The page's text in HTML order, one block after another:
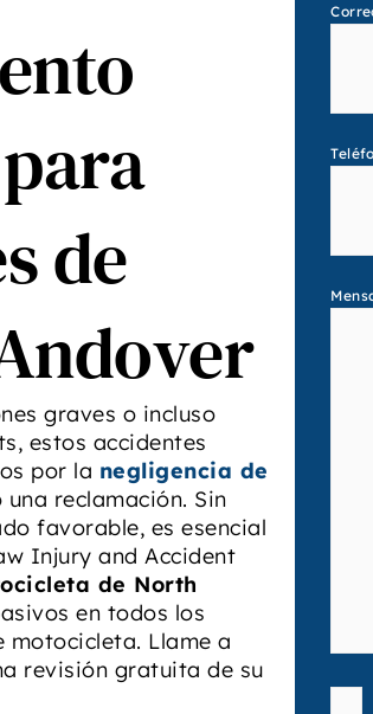
de
graves o incluso
estos accidentes
por la negligencia de
reclamación. Sin
favorable, es esencial
Injury and Accident
de North
en todos los
motocicleta. Llame a
revisión gratuita de su